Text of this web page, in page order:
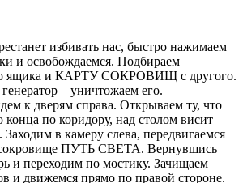
избивать нас, быстро нажимаем
и освобождаемся. Подбираем
ящика и КАРТУ СОКРОВИЩ с другого.
– уничтожаем его.
к дверям справа. Открываем ту, что
по коридору, над столом висит
в камеру слева, передвигаемся
ПУТЬ СВЕТА. Вернувшись
и переходим по мостику. Зачищаем
и движемся прямо по правой стороне.